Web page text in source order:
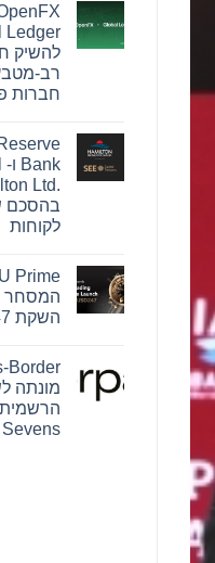
על
תוכנית
Pink
Changing
Lives®‎
של
מרי
חזון
להשפעה
מדידה
עבור
נשים
ברחבי
העולם
להשיק
רב-
חברות
על
OpenFX
רוכשת
את
Global
Ledger
כדי
רב-מטבעיים
עבור
חברות
פינטק
בהסכם
לקוחות
על
Hamilton
Reserve
Bank
Capital
Hamilton
Ltd.‎
התקשרו
בהסכם
שיווק
המסחר
השקת XAUUSD247
על
PU
Prime
מרחיבה
את
המסחר
Border
מונתה
Sevens